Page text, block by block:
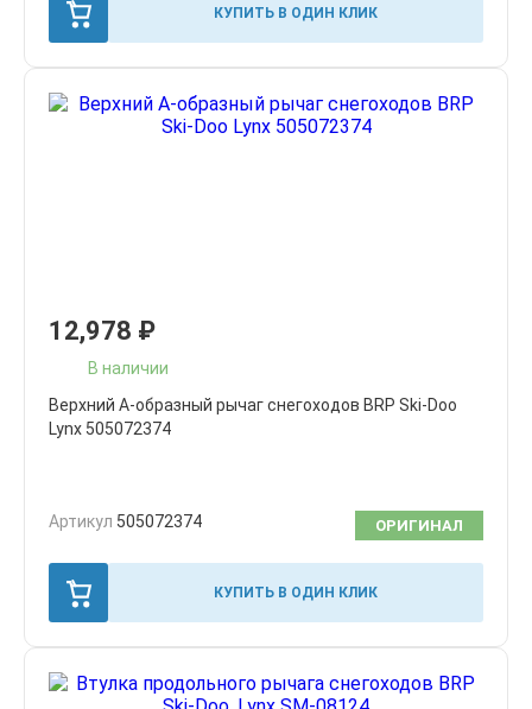
КУПИТЬ В ОДИН КЛИК
12,978 ₽
В наличии
Верхний А-образный рычаг снегоходов BRP Ski-Doo
Lynx 505072374
Артикул 505072374 ОРИГИНАЛ
КУПИТЬ В ОДИН КЛИК